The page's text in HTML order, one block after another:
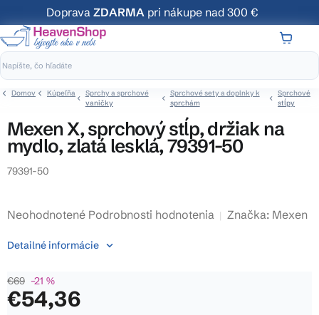
na
obsah
Doprava ZDARMA pri nákupe nad 300 €
Domov Kúpeľňa
Sprchy a sprchové
vaničky
Sprchové sety a doplnky k
sprchám
Sprchové
stĺpy
Mexen X, sprchový stĺp, držiak na
mydlo, zlatá lesklá, 79391-50
79391-50
Priemerné
produktu
0,0
z
Neohodnotené Podrobnosti hodnotenia Značka: Mexen
€69 –21 %
€54,36
Detailné informácie